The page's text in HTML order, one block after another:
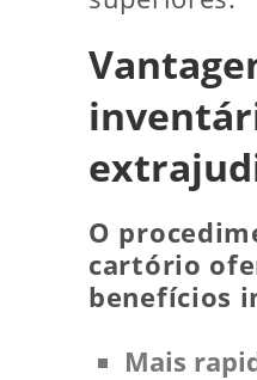
O
cartório
benefícios
Mais